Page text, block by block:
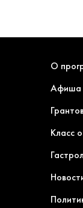
О
Афиша
Класс